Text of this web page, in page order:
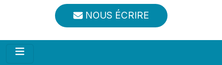
NOUS ÉCRIRE